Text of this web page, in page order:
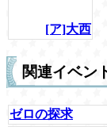
[ア]大西
関連イベン
ゼロの探求